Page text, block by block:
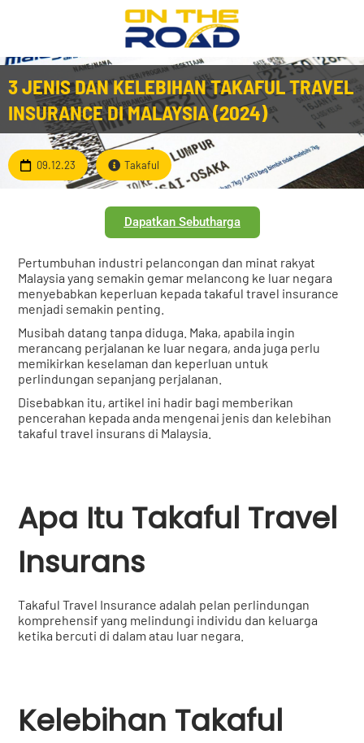
3 JENIS DAN KELEBIHAN TAKAFUL TRAVEL
INSURANCE DI MALAYSIA (2024)
09.12.23 Takaful
Dapatkan Sebutharga
Pertumbuhan industri pelancongan dan minat rakyat
Malaysia yang semakin gemar melancong ke luar negara
menyebabkan keperluan kepada takaful travel insurance
menjadi semakin penting.
Musibah datang tanpa diduga. Maka, apabila ingin
merancang perjalanan ke luar negara, anda juga perlu
memikirkan keselaman dan keperluan untuk
perlindungan sepanjang perjalanan.
Disebabkan itu, artikel ini hadir bagi memberikan
pencerahan kepada anda mengenai jenis dan kelebihan
takaful travel insurans di Malaysia.
Apa Itu Takaful Travel
Insurans
Takaful Travel Insurance adalah pelan perlindungan
komprehensif yang melindungi individu dan keluarga
ketika bercuti di dalam atau luar negara.
Kelebihan Takaful